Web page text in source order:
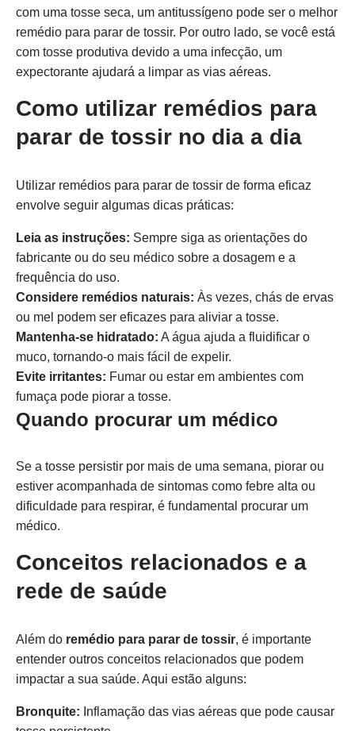
com uma tosse seca, um antitussígeno pode ser o melhor
remédio para parar de tossir. Por outro lado, se você está
com tosse produtiva devido a uma infecção, um
expectorante ajudará a limpar as vias aéreas.
Como utilizar remédios para
parar de tossir no dia a dia
Utilizar remédios para parar de tossir de forma eficaz
envolve seguir algumas dicas práticas:
Leia as instruções: Sempre siga as orientações do
fabricante ou do seu médico sobre a dosagem e a
frequência do uso.
Considere remédios naturais: Às vezes, chás de ervas
ou mel podem ser eficazes para aliviar a tosse.
Mantenha-se hidratado: A água ajuda a fluidificar o
muco, tornando-o mais fácil de expelir.
Evite irritantes: Fumar ou estar em ambientes com
fumaça pode piorar a tosse.
Quando procurar um médico
Se a tosse persistir por mais de uma semana, piorar ou
estiver acompanhada de sintomas como febre alta ou
dificuldade para respirar, é fundamental procurar um
médico.
Conceitos relacionados e a
rede de saúde
Além do remédio para parar de tossir, é importante
entender outros conceitos relacionados que podem
impactar a sua saúde. Aqui estão alguns:
Bronquite: Inflamação das vias aéreas que pode causar